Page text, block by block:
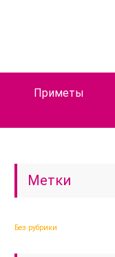
Приметы
Метки
Без рубрики